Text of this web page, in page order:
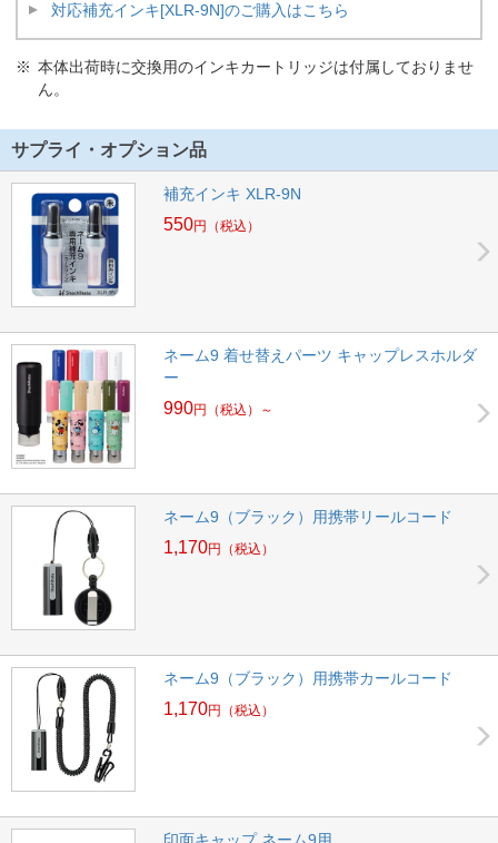
対応補充インキ[XLR-9N]のご購入はこちら
本体出荷時に交換用のインキカートリッジは付属しておりませ
ん。
サプライ・オプション品
補充インキ XLR-9N
550円 （税込）
ネーム9 着せ替えパーツ キャップレスホルダ
ー
990円 （税込）～
ネーム9（ブラック）用携帯リールコード
1,170円 （税込）
ネーム9（ブラック）用携帯カールコード
1,170円 （税込）